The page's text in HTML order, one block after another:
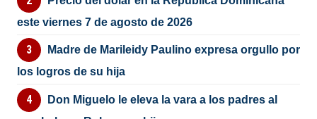
este viernes 7 de agosto de 2026
Madre de Marileidy Paulino expresa orgullo por
los logros de su hija
Don Miguelo le eleva la vara a los padres al